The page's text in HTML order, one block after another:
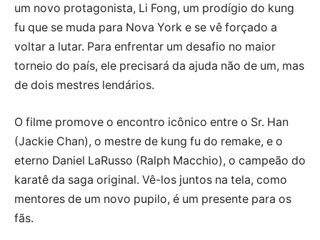
um novo protagonista, Li Fong, um prodígio do kung
fu que se muda para Nova York e se vê forçado a
voltar a lutar. Para enfrentar um desafio no maior
torneio do país, ele precisará da ajuda não de um, mas
de dois mestres lendários.
O filme promove o encontro icônico entre o Sr. Han
(Jackie Chan), o mestre de kung fu do remake, e o
eterno Daniel LaRusso (Ralph Macchio), o campeão do
karatê da saga original. Vê-los juntos na tela, como
mentores de um novo pupilo, é um presente para os
fãs.